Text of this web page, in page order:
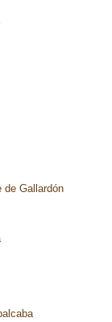
de Gallardón